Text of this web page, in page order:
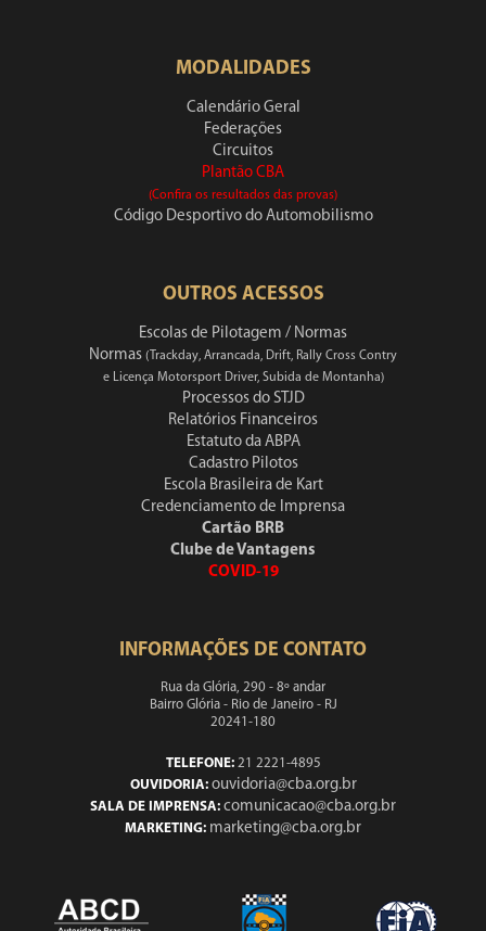
MODALIDADES
Calendário Geral
Federações
Circuitos
Plantão CBA
(Confira os resultados das provas)
Código Desportivo do Automobilismo
OUTROS ACESSOS
Escolas de Pilotagem / Normas
Normas (Trackday, Arrancada, Drift, Rally Cross Contry
e Licença Motorsport Driver, Subida de Montanha)
Processos do STJD
Relatórios Financeiros
Estatuto da ABPA
Cadastro Pilotos
Escola Brasileira de Kart
Credenciamento de Imprensa
Cartão BRB
Clube de Vantagens
COVID-19
INFORMAÇÕES DE CONTATO
Rua da Glória, 290 - 8º andar
Bairro Glória - Rio de Janeiro - RJ
20241-180
TELEFONE:21 2221-4895
OUVIDORIA: ouvidoria@cba.org.br
SALA DE IMPRENSA: comunicacao@cba.org.br
MARKETING: marketing@cba.org.br